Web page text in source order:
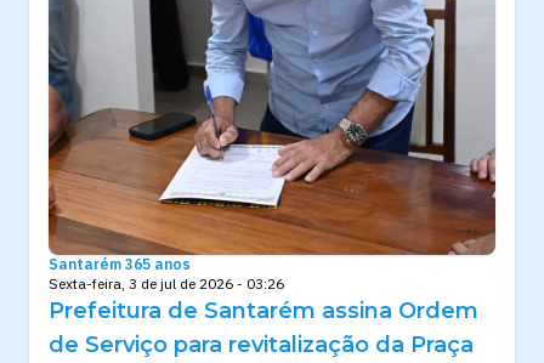
Santarém 365 anos
Sexta-feira, 3 de jul de 2026 - 03:26
Prefeitura de Santarém assina Ordem
de Serviço para revitalização da Praça